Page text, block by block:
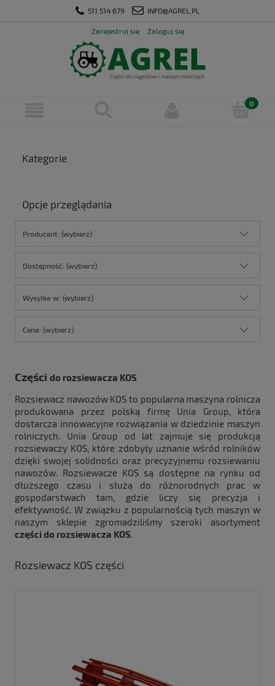
511 514 679 INFO@AGREL.PL
Zarejestruj się Zaloguj się
Kategorie
Opcje przeglądania
Producent: (wybierz)
Dostępność: (wybierz)
Wysyłka w: (wybierz)
Cena: (wybierz)
Części do rozsiewacza KOS
Rozsiewacz nawozów KOS to popularna maszyna rolnicza
produkowana przez polską firmę Unia Group, która
dostarcza innowacyjne rozwiązania w dziedzinie maszyn
rolniczych. Unia Group od lat zajmuje się produkcją
rozsiewaczy KOS, które zdobyły uznanie wśród rolników
dzięki swojej solidności oraz precyzyjnemu rozsiewaniu
nawozów. Rozsiewacze KOS są dostępne na rynku od
dłuższego czasu i służą do różnorodnych prac w
gospodarstwach tam, gdzie liczy się precyzja i
efektywność. W związku z popularnością tych maszyn w
naszym sklepie zgromadziliśmy szeroki asortyment
części do rozsiewacza KOS.
Rozsiewacz KOS części